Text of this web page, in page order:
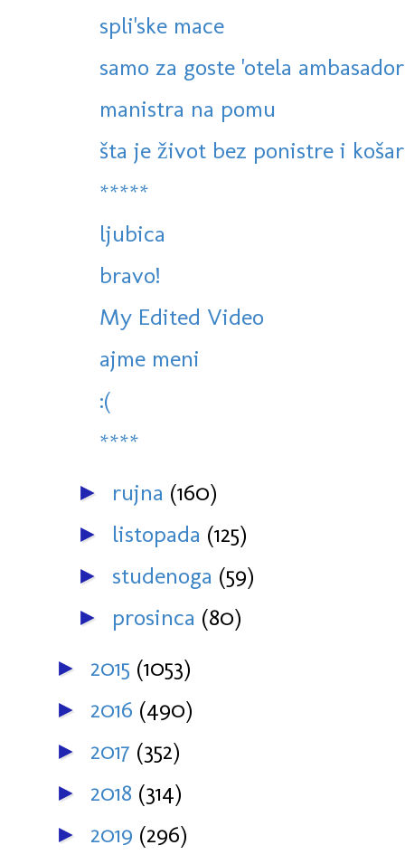
spli'ske mace
samo za goste 'otela ambasador
manistra na pomu
šta je život bez ponistre i
*****
ljubica
bravo!
My Edited Video
ajme meni
:(
****
► rujna (160)
► listopada (125)
► studenoga (59)
► prosinca (80)
► 2015 (1053)
► 2016 (490)
► 2017 (352)
► 2018 (314)
► 2019 (296)